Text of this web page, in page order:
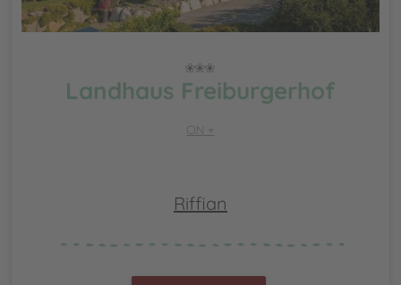
Landhaus Freiburgerhof
CIN +
Riffian